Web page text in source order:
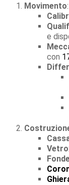
Movimento:
e
con
Vetro